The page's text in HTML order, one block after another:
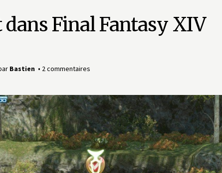
Final Fantasy XIV
Bastien 2 commentaires